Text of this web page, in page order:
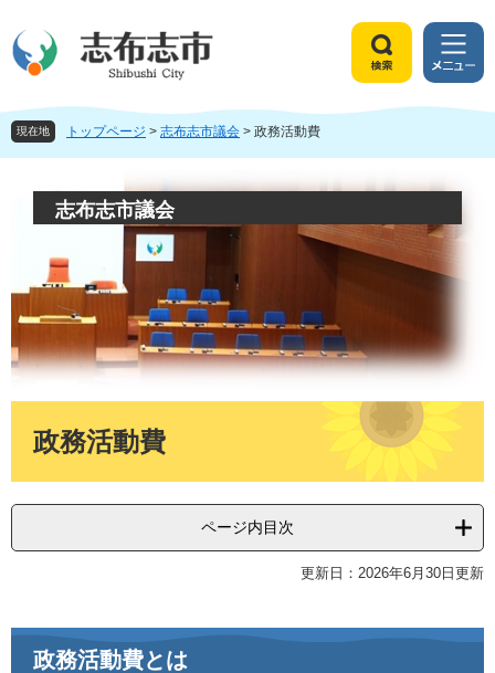
ジ
頭
ュ
飛
索
メ
ニ
ュ
現在地 トップページ > 志布志市議会 > 政務活動費
志布志市議会
政務活動費
ページ内目次
更新日：2026年6月30日更新
政務活動費とは